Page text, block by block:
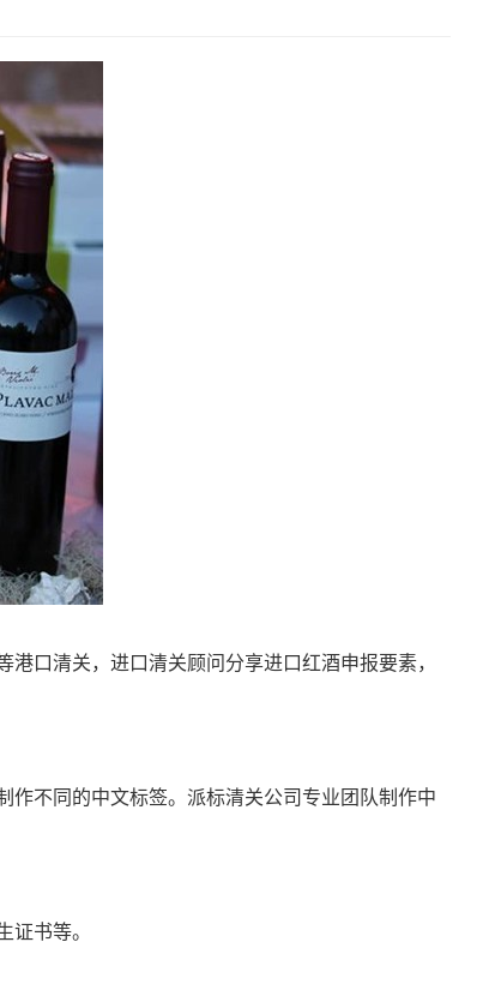
口清关，进口清关顾问分享进口红酒申报要素，
不同的中文标签。派标清关公司专业团队制作中
书等。